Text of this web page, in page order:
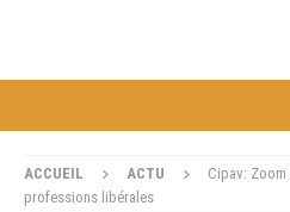
ACCUEIL ACTU
Cipav:
professions libérales